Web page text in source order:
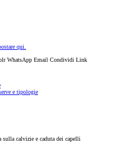
qui.
WhatsApp Email Condividi Link
e tipologie
calvizie e caduta dei capelli